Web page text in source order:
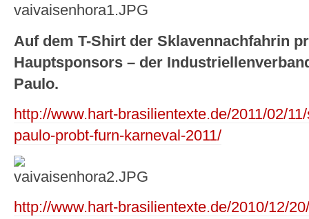
Auf dem T-Shirt der Sklavennachfahrin
Hauptsponsors – der
Paulo.
http://www.hart-brasilientexte.de/2011/02/
paulo-probt-furn-karneval-2011/
http://www.hart-brasilientexte.de/2010/12/